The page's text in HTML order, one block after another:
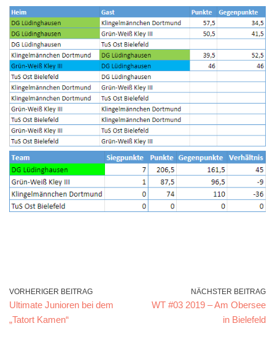
VORHERIGER BEITRAG
Ultimate Junioren bei dem
„Tatort Kamen“
NÄCHSTER BEITRAG
WT #03 2019 – Am Obersee
in Bielefeld